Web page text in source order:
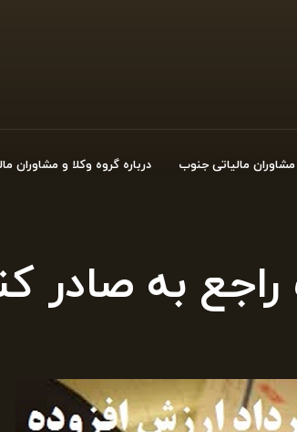
مالیاتی جنوب درباره گروه وکلا و مشاوران
راجع به صادر